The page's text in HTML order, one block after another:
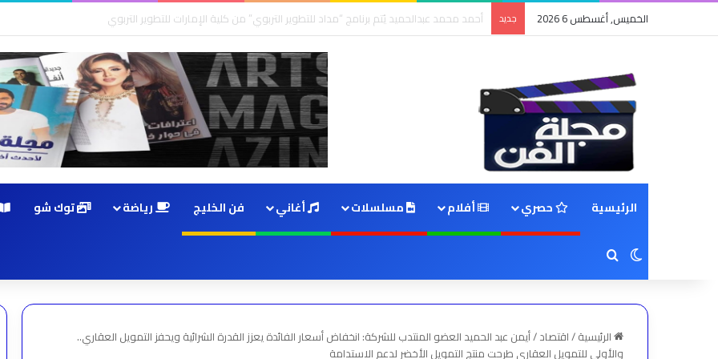
الخميس, أغسطس 6 2026 جديد 4 ملايين مشاهدة لـ«تعالي هنا».. نادر الأتات يواصل نجاحه باللهجة المصرية
الرئيسية حصري أفلام مسلسلات أغاني فن الخليج رياضة توك شو
الوضع المظلم
بحث عن
الرئيسية/اقتصاد/أيمن عبد الحميد العضو المنتدب للشركة: انخفاض أسعار الفائدة يعزز القدرة الشرائية ويحفز التمويل العقاري..
والأولى للتمويل العقاري طرحت منتج التمويل الأخضر لدعم الاستدامة